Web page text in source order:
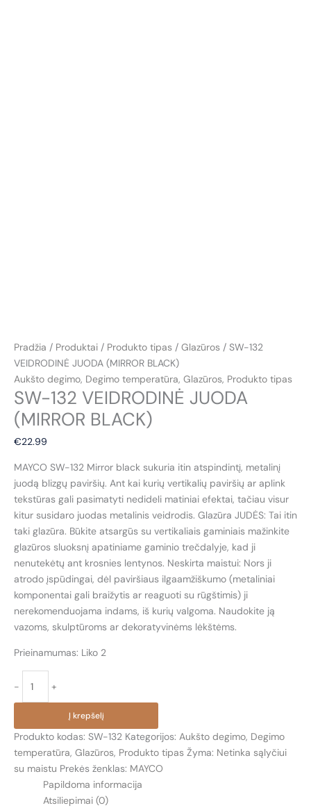
Pradžia / Produktai / Produkto tipas / Glazūros / SW-132
VEIDRODINĖ JUODA (MIRROR BLACK)
Aukšto degimo, Degimo temperatūra, Glazūros, Produkto tipas
SW-132 VEIDRODINĖ JUODA
(MIRROR BLACK)
€22.99
MAYCO SW-132 Mirror black sukuria itin atspindintį, metalinį
juodą blizgų paviršių. Ant kai kurių vertikalių paviršių ar aplink
tekstūras gali pasimatyti nedideli matiniai efektai, tačiau visur
kitur susidaro juodas metalinis veidrodis. Glazūra JUDĖS: Tai itin
taki glazūra. Būkite atsargūs su vertikaliais gaminiais mažinkite
glazūros sluoksnį apatiniame gaminio trečdalyje, kad ji
nenutekėtų ant krosnies lentynos. Neskirta maistui: Nors ji
atrodo įspūdingai, dėl paviršiaus ilgaamžiškumo (metaliniai
komponentai gali braižytis ar reaguoti su rūgštimis) ji
nerekomenduojama indams, iš kurių valgoma. Naudokite ją
vazoms, skulptūroms ar dekoratyvinėms lėkštėms.
Prieinamumas: Liko 2
-
kiekis:
VEIDRODINĖ
JUODA
(MIRROR
BLACK)
+
Į krepšelį
Produkto kodas: SW-132 Kategorijos: Aukšto degimo, Degimo
temperatūra, Glazūros, Produkto tipas Žyma: Netinka sąlyčiui
su maistu Prekės ženklas: MAYCO
Papildoma informacija
Atsiliepimai (0)